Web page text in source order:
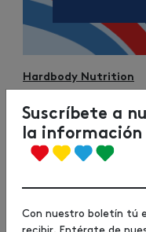
Hardbody Nutrition
10% de descuento en
(excepto snacks).
Suscríbete a
la
Con nuestro boletín tú